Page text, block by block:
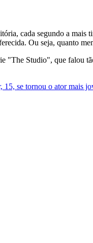
cada segundo a mais
Ou seja, quanto
"The Studio", que falou
15, se tornou o ator mais